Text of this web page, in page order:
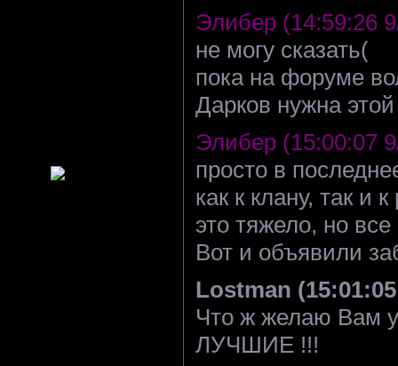
Элибер (14:59:26
не могу сказать(
пока на форуме
Дарков нужна
Элибер (15:00:07
просто в
как к клану, так и
это тяжело, но все
Вот и объявили
Lostman
Что ж желаю Вам
ЛУЧШИЕ !!!